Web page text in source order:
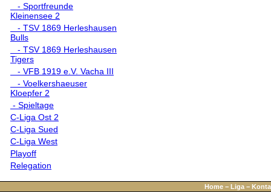
- Sportfreunde
Kleinensee 2
- TSV 1869 Herleshausen
Bulls
- TSV 1869 Herleshausen
Tigers
- VFB 1919 e.V. Vacha III
- Voelkershaeuser
Kloepfer 2
- Spieltage
C-Liga Ost 2
C-Liga Sued
C-Liga West
Playoff
Relegation
Home − Liga −